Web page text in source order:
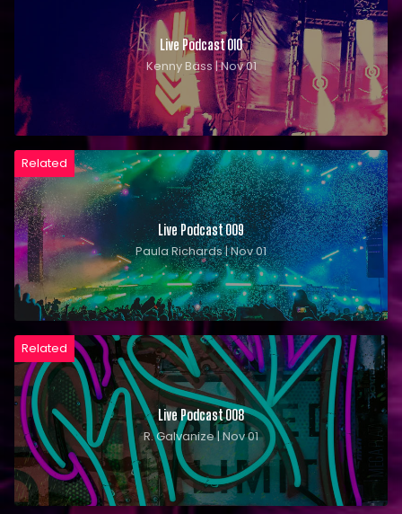
Live Podcast 010
Kenny Bass | Nov 01
Related
Live Podcast 009
Paula Richards | Nov 01
Related
Live Podcast 008
R. Galvanize | Nov 01